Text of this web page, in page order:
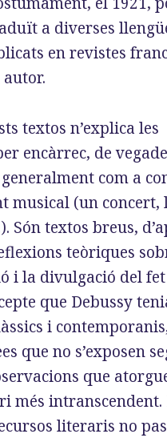
a diverses
en revistes
textos n’explica les
encàrrec, de
com a
musical (un concert,
Són textos breus,
teòriques
i la divulgació del
que Debussy
i
que no s’exposen
que
més intranscendent.
literaris no